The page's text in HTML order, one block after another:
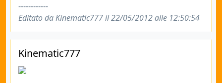
------------
Editato da Kinematic777 il 22/05/2012 alle 12:50:54
Kinematic777